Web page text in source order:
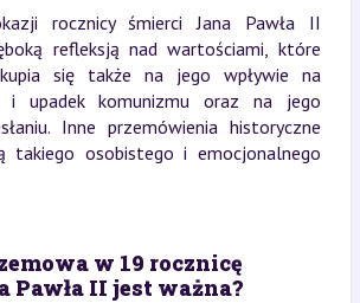
rocznicy śmierci Jana Pawła II
refleksją nad wartościami, które
się także na jego wpływie na
i upadek komunizmu oraz na jego
Inne przemówienia historyczne
takiego osobistego i emocjonalnego
w 19 rocznicę
Pawła II jest ważna?